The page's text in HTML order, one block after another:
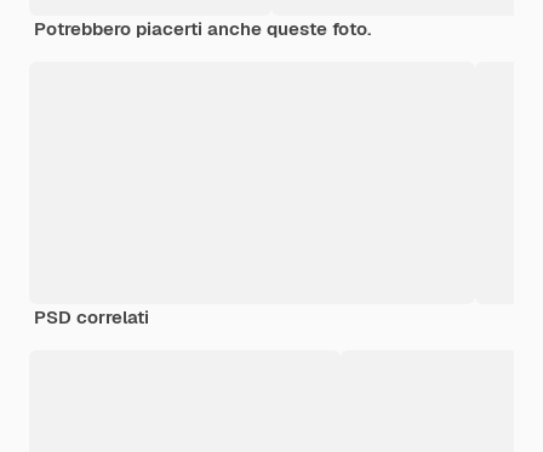
Potrebbero piacerti anche queste foto.
PSD correlati